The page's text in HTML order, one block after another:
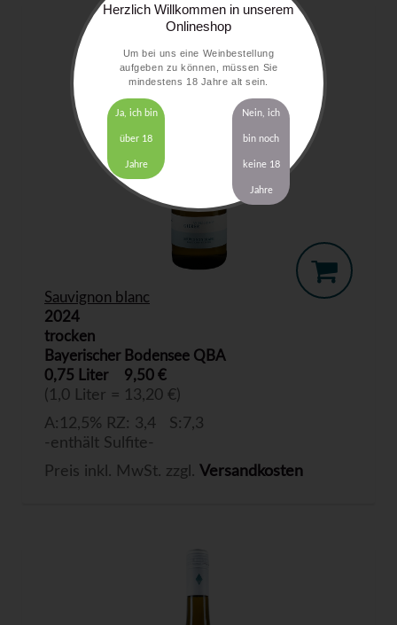
Sauvignon blanc
2024
trocken
Bayerischer Bodensee QBA
0,75 Liter
9,50 €
(1,0 Liter = 13,20 €)
A:12,5% RZ: 3,4 S:7,3
-enthält Sulfite-
Preis inkl. MwSt. zzgl. Versandkosten
Herzlich Willkommen in unserem
Onlineshop
Um bei uns eine Weinbestellung
aufgeben zu können, müssen Sie
mindestens 18 Jahre alt sein.
Ja, ich bin
über 18
Jahre
Nein, ich
bin noch
keine 18
Jahre